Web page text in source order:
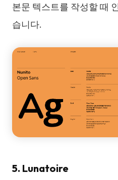
본문 텍스트를 작성할 때
습니다.
5. Lunatoire